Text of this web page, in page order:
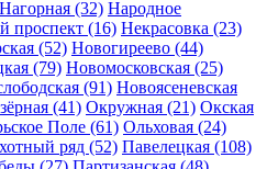
Нагорная (32) Народное
проспект (16) Некрасовка (23)
(52) Новогиреево (44)
(79) Новомосковская (25)
(91) Новоясеневская
(41) Окружная (21) Окская
Поле (61) Ольховая (24)
ряд (52) Павелецкая (108)